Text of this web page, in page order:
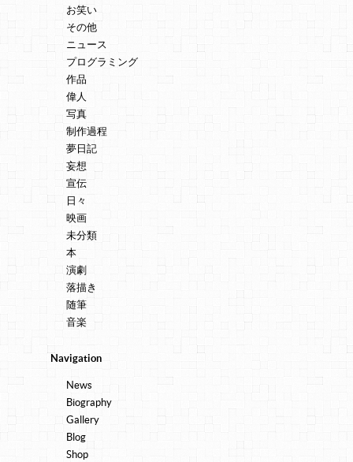
お笑い
その他
ニュース
プログラミング
作品
偉人
写真
制作過程
夢日記
妄想
宣伝
日々
映画
未分類
本
演劇
落描き
随筆
音楽
Navigation
News
Biography
Gallery
Blog
Shop